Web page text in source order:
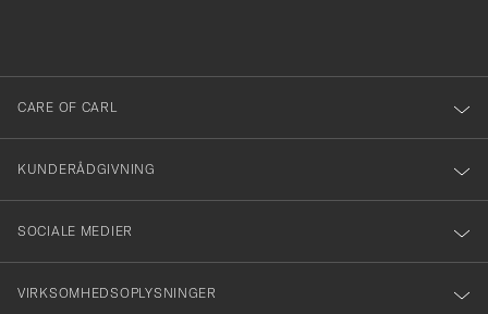
dig
till
vårt
nyhetsbrev!
CARE OF CARL
KUNDERÅDGIVNING
SOCIALE MEDIER
VIRKSOMHEDSOPLYSNINGER